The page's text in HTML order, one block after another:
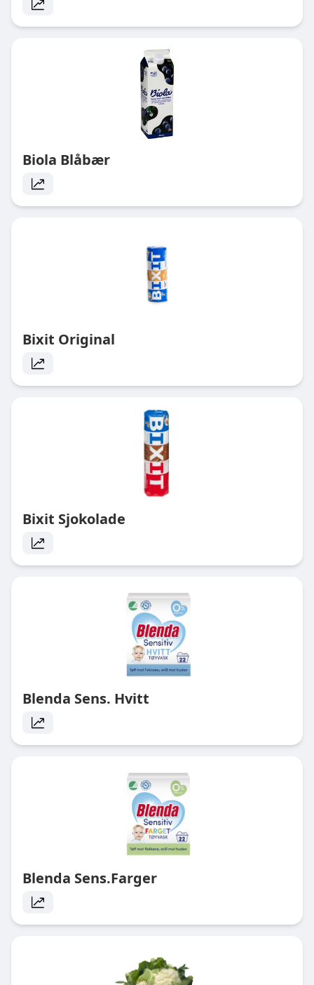
Biola Blåbær
Bixit Original
Bixit Sjokolade
Blenda Sens. Hvitt
Blenda Sens.Farger